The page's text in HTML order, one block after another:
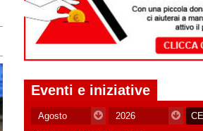
Eventi e iniziative